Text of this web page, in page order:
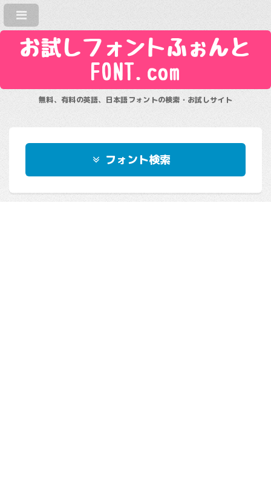
お試しフォントふぉんと
FONT.com
無料、有料の英語、日本語フォントの検索・お試しサイト
フォント検索